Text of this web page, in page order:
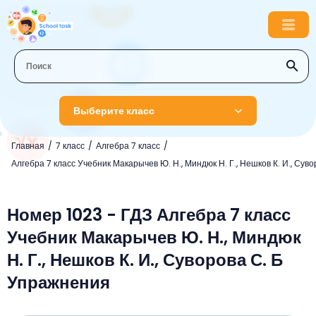
Выберите класс
Главная 7 класс
Алгебра 7 класс
Алгебра 7 класс Учебник Макарычев Ю. Н., Миндюк Н. Г., Нешков К. И.,
1 класс
Русский язык
Литературное чтение
Окружающий мир
Математика
Английский язык
Информатика
3 класс
Музыка
Окружающий мир
4 класс
Английский язык
Номер 1023 - ГДЗ Алгебра 7 класс
Учебник Макарычев Ю. Н., Миндюк
Н. Г., Нешков К. И., Суворова С. Б
Упражнения